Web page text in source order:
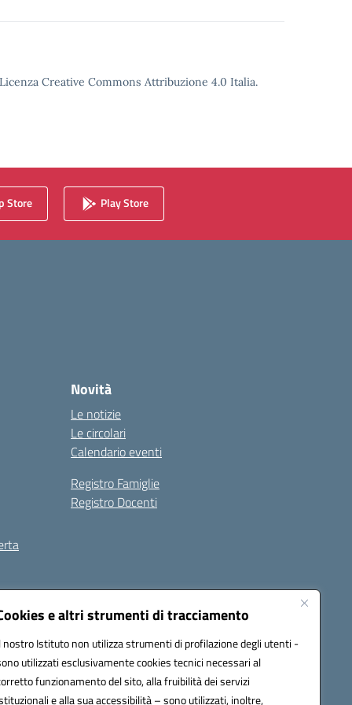
e altri strumenti di tracciamento
nostro Istituto non utilizza strumenti di profilazione degli utenti -
utilizzati esclusivamente cookies tecnici necessari al
funzionamento del sito, alla fruibilità dei servizi
e alla sua accessibilità – sono utilizzati, inoltre,
Creative Commons Attribuzione 4.0 Italia.
Store Play Store
Novità
Le notizie
Le circolari
Calendario eventi
Registro Famiglie
Registro Docenti
Note legali